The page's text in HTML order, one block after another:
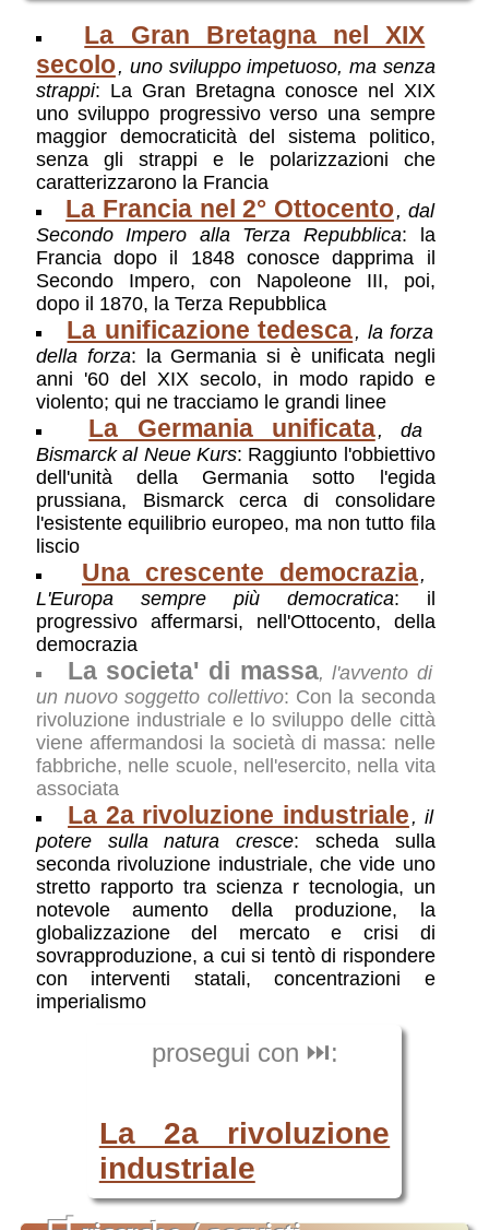
La Gran Bretagna nel XIX
secolo, uno sviluppo impetuoso, ma senza
strappi: La Gran Bretagna conosce nel XIX
uno sviluppo progressivo verso una sempre
maggior democraticità del sistema politico,
senza gli strappi e le polarizzazioni che
caratterizzarono la Francia
La Francia nel 2° Ottocento, dal
Secondo Impero alla Terza Repubblica: la
Francia dopo il 1848 conosce dapprima il
Secondo Impero, con Napoleone III, poi,
dopo il 1870, la Terza Repubblica
La unificazione tedesca, la forza
della forza: la Germania si è unificata negli
anni '60 del XIX secolo, in modo rapido e
violento; qui ne tracciamo le grandi linee
La Germania unificata, da
Bismarck al Neue Kurs: Raggiunto l'obbiettivo
dell'unità della Germania sotto l'egida
prussiana, Bismarck cerca di consolidare
l'esistente equilibrio europeo, ma non tutto fila
liscio
Una crescente democrazia,
L'Europa sempre più democratica: il
progressivo affermarsi, nell'Ottocento, della
democrazia
La societa' di massa, l'avvento di
un nuovo soggetto collettivo: Con la seconda
rivoluzione industriale e lo sviluppo delle città
viene affermandosi la società di massa: nelle
fabbriche, nelle scuole, nell'esercito, nella vita
associata
La 2a rivoluzione industriale , il
potere sulla natura cresce: scheda sulla
seconda rivoluzione industriale, che vide uno
stretto rapporto tra scienza r tecnologia, un
notevole aumento della produzione, la
globalizzazione del mercato e crisi di
sovrapproduzione, a cui si tentò di rispondere
con interventi statali, concentrazioni e
imperialismo
prosegui con ⏭️:
La 2a rivoluzione
industriale